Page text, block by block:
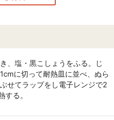
、塩・黒こしょうをふる。じ
に切って耐熱皿に並べ、ぬら
せてラップをし電子レンジで2
る。